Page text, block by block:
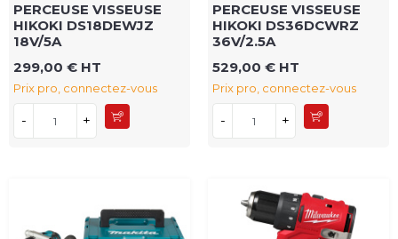
PERCEUSE VISSEUSE
HIKOKI DS18DEWJZ
18V/5A
299,00 € HT
Prix pro, connectez-vous
- +
PERCEUSE VISSEUSE
HIKOKI DS36DCWRZ
36V/2.5A
529,00 € HT
Prix pro, connectez-vous
- +